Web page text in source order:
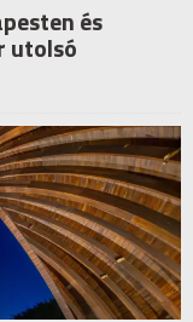
és
utolsó